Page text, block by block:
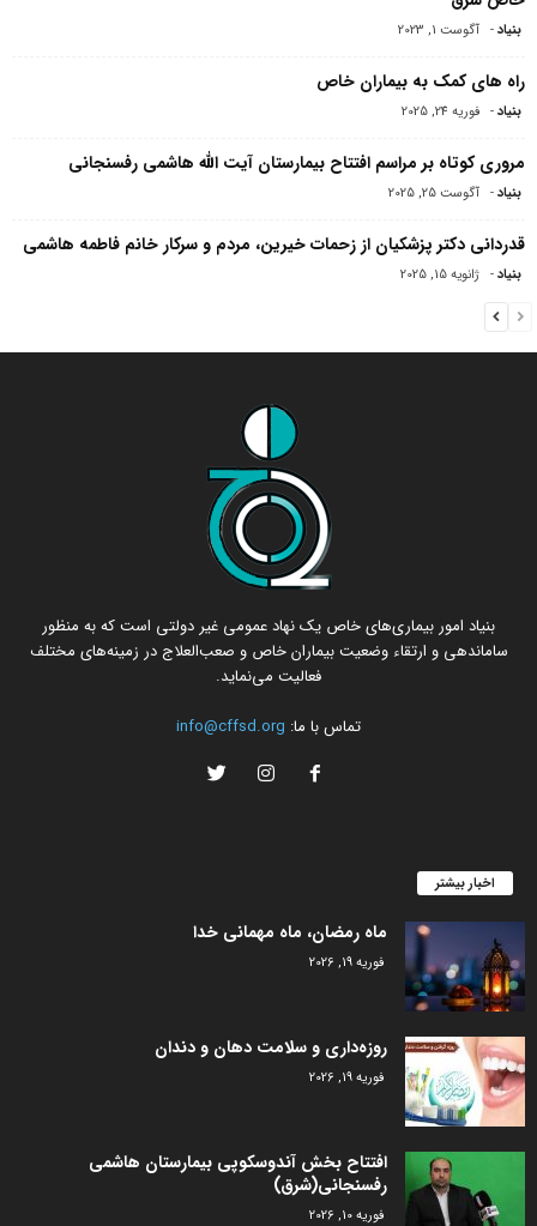
بنیاد- آگوست 1, 2023
راه های کمک به بیماران خاص
بنیاد- فوریه 24, 2025
مروری کوتاه بر مراسم افتتاح بیمارستان آیت الله هاشمی‌ رفسنجانی
بنیاد- آگوست 25, 2025
قدردانی دکتر پزشکیان از زحمات خیرین، مردم و سرکار خانم فاطمه هاشمی
بنیاد- ژانویه 15, 2025
بنیاد امور بیماری‌های خاص یک نهاد عمومی غیر دولتی است که به منظور
ساماندهی و ارتقاء وضعیت بیماران خاص و صعب‌العلاج در زمینه‌های مختلف
فعالیت می‌نماید.
تماس با ما: info@cffsd.org
اخبار بیشتر
ماه رمضان، ماه مهمانی خدا
فوریه 19, 2026
روزه‌داری و سلامت دهان و دندان
فوریه 19, 2026
افتتاح بخش آندوسکوپی بیمارستان هاشمی
رفسنجانی(شرق)
فوریه 10, 2026